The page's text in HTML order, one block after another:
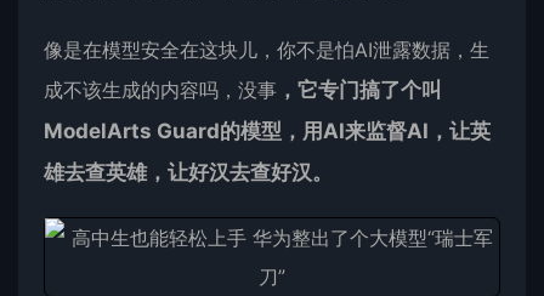
像是在模型安全在这块儿，你不是怕AI泄露数据，生
成不该生成的内容吗，没事 ，它专门搞了个叫
ModelArts Guard的模型，用AI来监督AI，让英
雄去查英雄，让好汉去查好汉。